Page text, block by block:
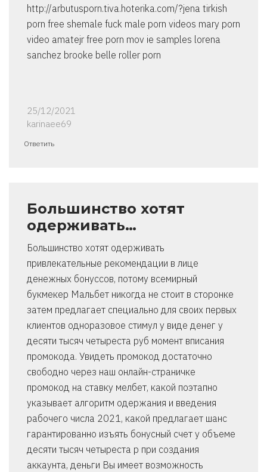
http://arbutusporn.tiva.hoterika.com/?jena tirkish
porn free shemale fuck male porn videos mary porn
video amatejr free porn mov ie samples lorena
sanchez brooke belle roller porn
25/12/2021
karinaee69
Ответить
Большинство хотят
одерживать…
Большинство хотят одерживать
привлекательные рекомендации в лице
денежных бонуссов, потому всемирный
букмекер Мальбет никогда не стоит в сторонке
затем предлагает специально для своих первых
клиентов одноразовое стимул у виде денег у
десяти тысяч четыреста руб момент вписания
промокода. Увидеть промокод достаточно
свободно через наш онлайн-страничке
промокод на ставку мелбет, какой поэтапно
указывает алгоритм одержания и введения
рабочего числа 2021, какой предлагает шанс
гарантированно изъять бонусный счет у объеме
десяти тысяч четыреста р при создания
аккаунта, деньги Вы имеет возможность